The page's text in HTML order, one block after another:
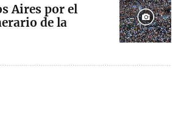
Aires por el
de la